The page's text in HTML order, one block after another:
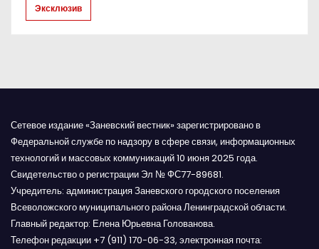
Эксклюзив
Сетевое издание «Заневский вестник» зарегистрировано в
Федеральной службе по надзору в сфере связи, информационных
технологий и массовых коммуникаций 10 июня 2025 года.
Свидетельство о регистрации Эл № ФС77-89681.
Учредитель: администрация Заневского городского поселения
Всеволожского муниципального района Ленинградской области.
Главный редактор: Елена Юрьевна Голованова.
Телефон редакции +7 (911) 170-06-33, электронная почта: